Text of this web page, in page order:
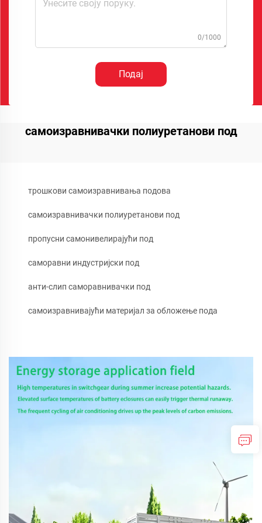
0/1000
Подај
самоизравнивачки полиуретанови под
трошкови самоизравнивања подова
самоизравнивачки полиуретанови под
пропусни самонивелирајући под
саморавни индустријски под
анти-слип саморавнивачки под
самоизравнивајући материјал за обложење пода